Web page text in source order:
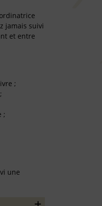
jamais suivi
et entre
;
;
une